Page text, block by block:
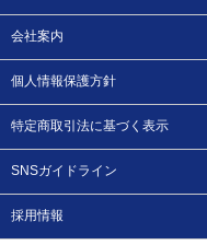
会社案内
個人情報保護方針
特定商取引法に基づく表示
SNSガイドライン
採用情報